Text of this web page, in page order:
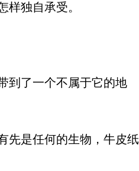
独自承受。
到了一个不属于它的地
先是任何的生物，牛皮纸